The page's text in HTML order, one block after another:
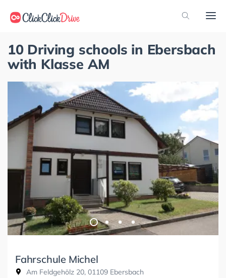
10 Driving schools in Ebersbach
with Klasse AM
Fahrschule Michel
Am Feldgehölz 20, 01109 Ebersbach